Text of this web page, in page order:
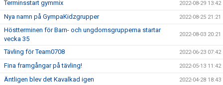
Terminsstart gymmix 2022-08-29 13:42
Nya namn på GympaKidzgrupper 2022-08-25 21:21
Höstterminen för Barn- och ungdomsgrupperna startar
vecka 35
2022-08-03 20:21
Tävling för Team0708 2022-06-23 07:42
Fina framgångar på tävling! 2022-05-13 11:42
Äntligen blev det Kavalkad igen 2022-04-28 18:43